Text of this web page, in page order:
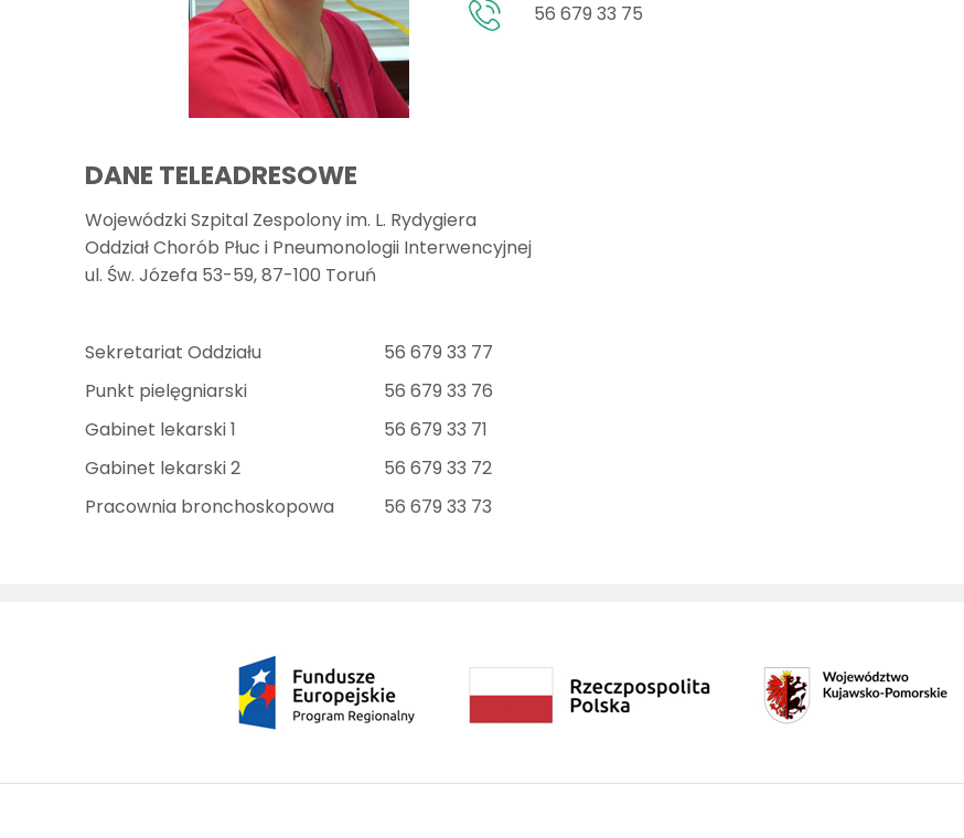
56 679 33 75
DANE TELEADRESOWE
Wojewódzki Szpital Zespolony im. L. Rydygiera
Oddział Chorób Płuc i Pneumonologii Interwencyjnej
ul. Św. Józefa 53-59, 87-100 Toruń
Sekretariat Oddziału
56 679 33 77
Punkt pielęgniarski
56 679 33 76
Gabinet lekarski 1
56 679 33 71
Gabinet lekarski 2
56 679 33 72
Pracownia bronchoskopowa
56 679 33 73